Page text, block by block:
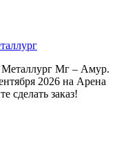
Металлург Мг – Амур.
2026 на Арена
сделать заказ!